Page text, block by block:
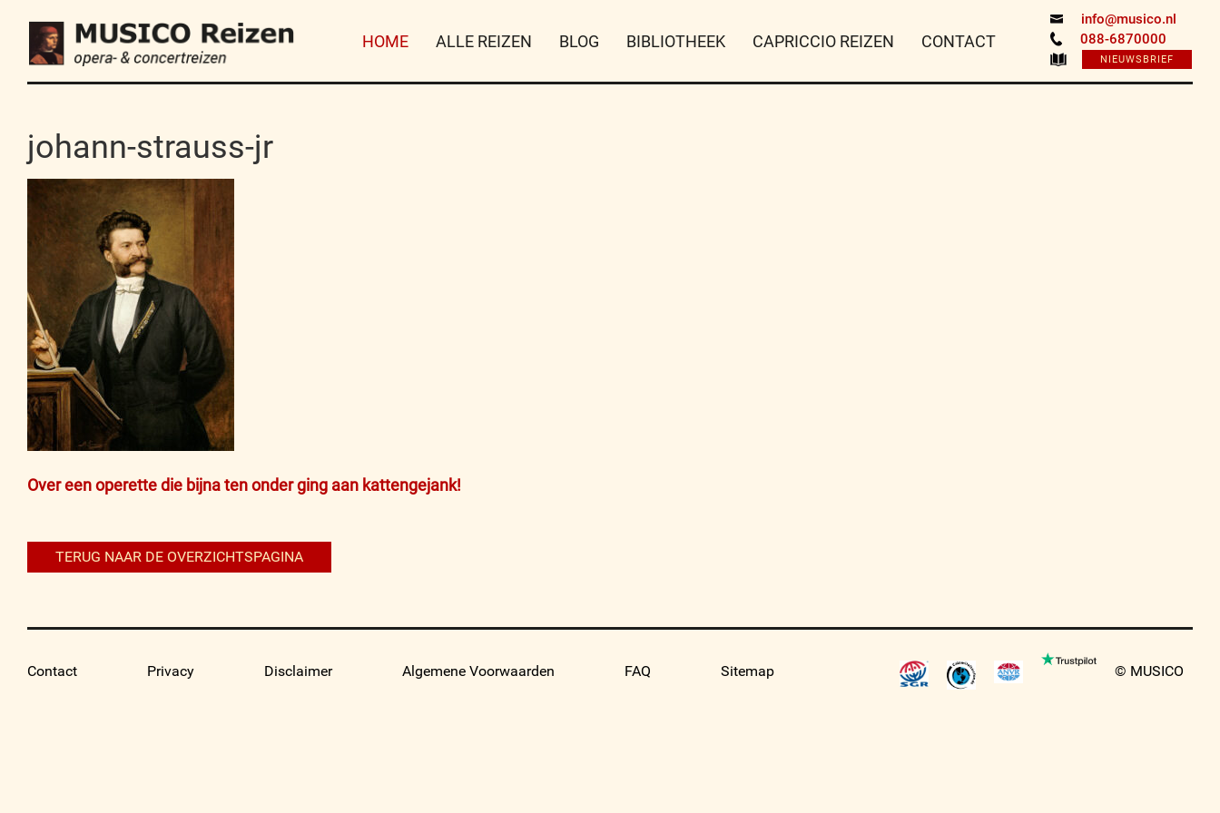
info@musico.nl
088-6870000
NIEUWSBRIEF
HOME ALLE REIZEN BLOG BIBLIOTHEEK CAPRICCIO REIZEN CONTACT
johann-strauss-jr
Bericht
Over een operette die bijna ten onder ging aan kattengejank!
TERUG NAAR DE OVERZICHTSPAGINA
Contact Privacy Disclaimer Algemene Voorwaarden FAQ Sitemap © MUSICO